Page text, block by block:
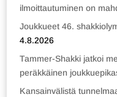
ilmoittautuminen on
Joukkueet 46.
4.8.2026
Tammer-Shakki jatkoi
peräkkäinen
Kansainvälistä